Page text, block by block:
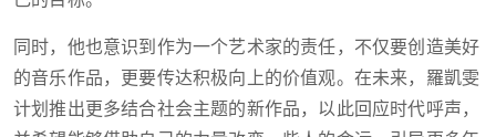
同时，他也意识到作为一个艺术家的责任，不仅要创造美好
的音乐作品，更要传达积极向上的价值观。在未来，羅凱雯
计划推出更多结合社会主题的新作品，以此回应时代呼声，